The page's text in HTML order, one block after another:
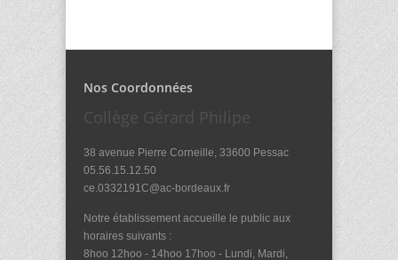
Nos Coordonnées
Collège Gérard Philipe
38 avenue Pierre Corneille, 33600 Pessac
05.56.15.12.50
ce.0332191C@ac-bordeaux.fr
Notre établissement accueille le public aux
horaires suivants :
8hoo 12hoo - 14hoo 17hoo - Lundi, Mardi,